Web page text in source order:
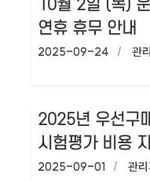
10월 2일 (목)
연휴 휴무 안내
작성일:
2025-09-24 작
관
2025년 우선구
시험평가 비용
작성일:
2025-09-01 작성
관